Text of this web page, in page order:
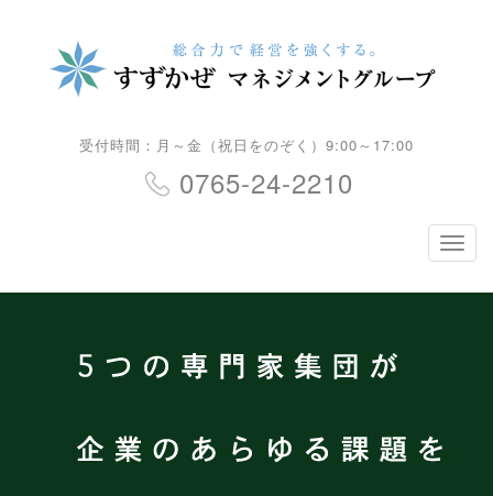
受付時間：月～金（祝日をのぞく）9:00～17:00
0765-24-2210
ナ
ゲ